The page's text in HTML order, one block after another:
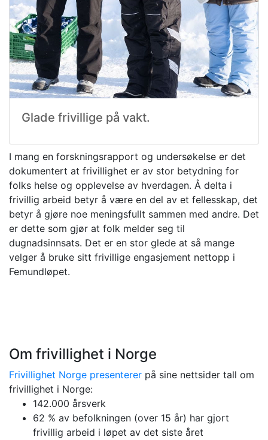
Glade frivillige på vakt.
I mang en forskningsrapport og undersøkelse er det
dokumentert at frivillighet er av stor betydning for
folks helse og opplevelse av hverdagen. Å delta i
frivillig arbeid betyr å være en del av et fellesskap, det
betyr å gjøre noe meningsfullt sammen med andre. Det
er dette som gjør at folk melder seg til
dugnadsinnsats. Det er en stor glede at så mange
velger å bruke sitt frivillige engasjement nettopp i
Femundløpet.
Om frivillighet i Norge
Frivillighet Norge presenterer på sine nettsider tall om
frivillighet i Norge:
142.000 årsverk
62 % av befolkningen (over 15 år) har gjort
frivillig arbeid i løpet av det siste året